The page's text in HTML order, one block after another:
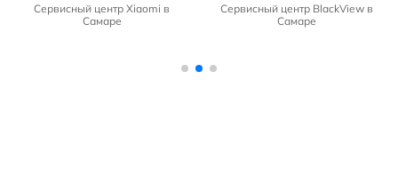
Сервисный центр Xiaomi в
Самаре
Сервисный центр BlackView в
Самаре